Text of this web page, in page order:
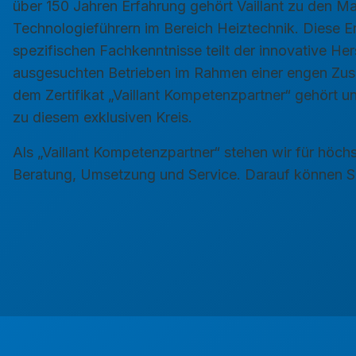
über 150 Jahren Erfahrung gehört Vaillant zu den
Technologieführern im Bereich Heiztechnik. Diese
spezifischen Fachkenntnisse teilt der innovative
ausgesuchten Betrieben im Rahmen einer engen
dem Zertifikat „Vaillant Kompetenzpartner“ gehört
zu diesem exklusiven Kreis.
Als „Vaillant Kompetenzpartner“ stehen wir für
Beratung, Umsetzung und Service. Darauf können